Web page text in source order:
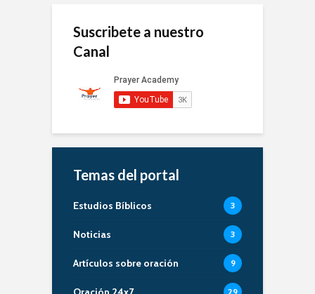
Suscribete a nuestro
Canal
Temas del portal
Estudios Bíblicos 3
Noticias 3
Artículos sobre oración 9
29